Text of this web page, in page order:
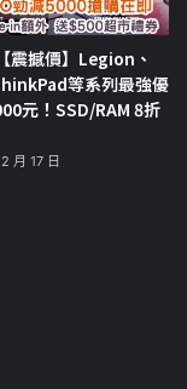
震撼價】Legion、
等系列最強優
元！SSD/RAM 8折
月 17 日